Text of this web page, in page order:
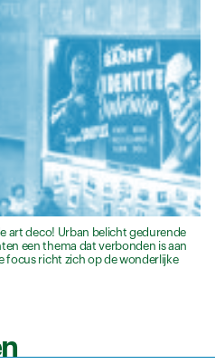
art deco! Urban belicht gedurende
een thema dat verbonden is aan
focus richt zich op de wonderlijke